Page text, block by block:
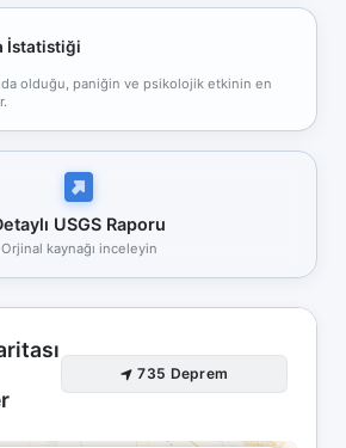
İstatistiği
olduğu, paniğin ve psikolojik etkinin en
USGS Raporu
Orjinal kaynağı inceleyin
735 Deprem